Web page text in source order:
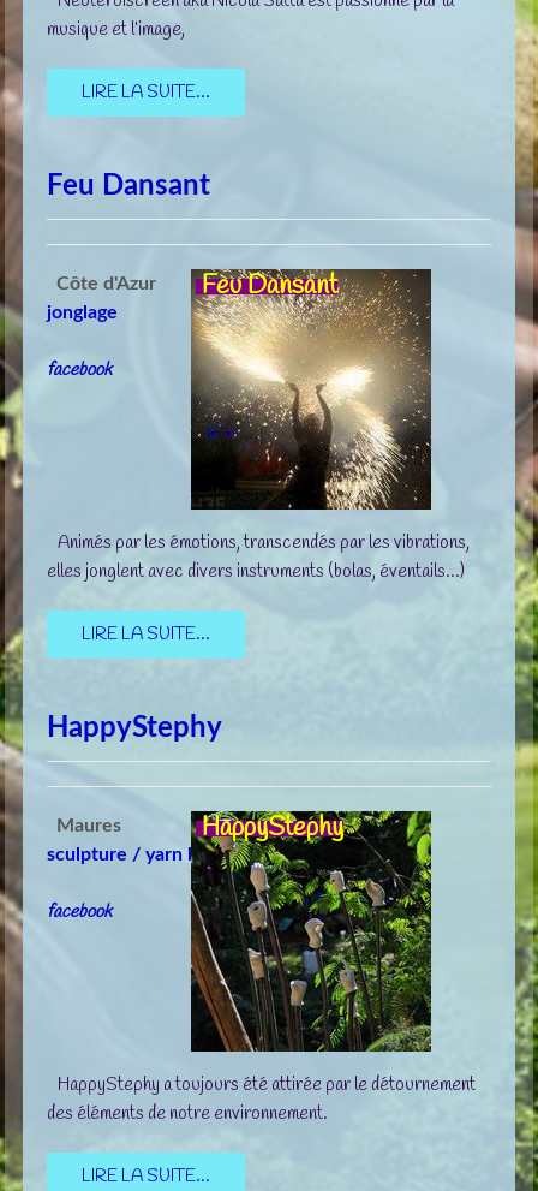
musique et l’image,
LIRE LA SUITE...
Feu Dansant
Feu Dansant
Côte d'Azur
jonglage
facebook
Animés par les émotions, transcendés par les vibrations,
elles jonglent avec divers instruments (bolas, éventails…)
LIRE LA SUITE...
HappyStephy
HappyStephy
Maures
sculpture / yarn bombing
facebook
HappyStephy a toujours été attirée par le détournement
des éléments de notre environnement.
LIRE LA SUITE...